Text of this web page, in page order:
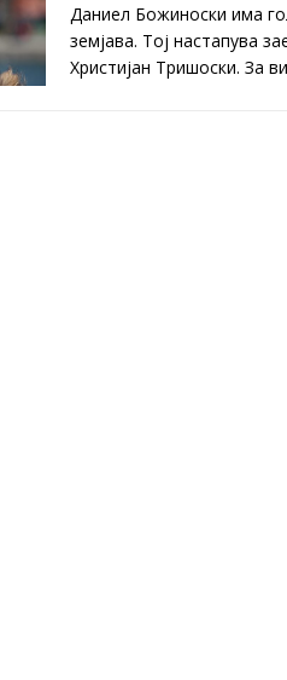
Даниел Божиноски има
земјава. Тој настапува
Христијан Тришоски. За